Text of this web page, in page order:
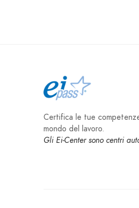
Certifica le tue
mondo del lavoro.
Gli Ei-Center sono centri